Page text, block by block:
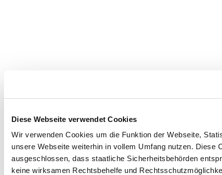
Diese Webseite verwendet Cookies
Wir verwenden Cookies um die Funktion der Webseite,
unsere Webseite weiterhin in vollem Umfang nutzen.
ausgeschlossen, dass staatliche Sicherheitsbehörden
keine wirksamen Rechtsbehelfe und